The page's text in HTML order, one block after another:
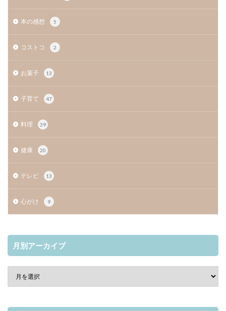
本の感想 5
コストコ 2
お菓子 13
子育て 47
料理 39
健康 20
テレビ 13
心がけ 9
月別アーカイブ